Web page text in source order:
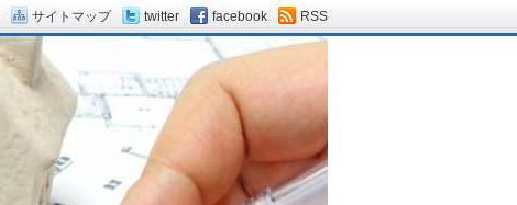
サイトマップ twitter facebook RSS